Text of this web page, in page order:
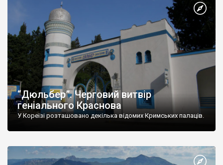
“Дюльбер”. Черговий витвір
геніального Краснова
У Кореїзі розташовано декілька відомих Кримських палаців.